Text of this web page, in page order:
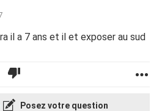
il a 7 ans et il et exposer au sud
Posez votre question